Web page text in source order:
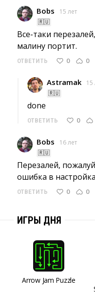
Bobs
15 лет
🇷🇺
Все-таки
малину портит.
ОТВЕТИТЬ 0 0
Astramak
15
🇷🇺
done
ОТВЕТИТЬ 0
Bobs
16 лет
🇷🇺
Перезалей,
ошибка в
ОТВЕТИТЬ 0 0
ИГРЫ ДНЯ
Arrow Jam Puzzle